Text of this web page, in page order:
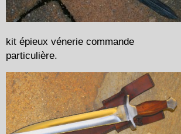
kit épieux vénerie commande
particulière.